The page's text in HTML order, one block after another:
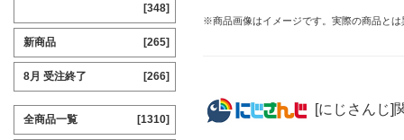
※商品画像はイメージです。実際の商品と
[にじさんじ]
[348]
新商品 [265]
8月 受注終了 [266]
全商品一覧 [1310]